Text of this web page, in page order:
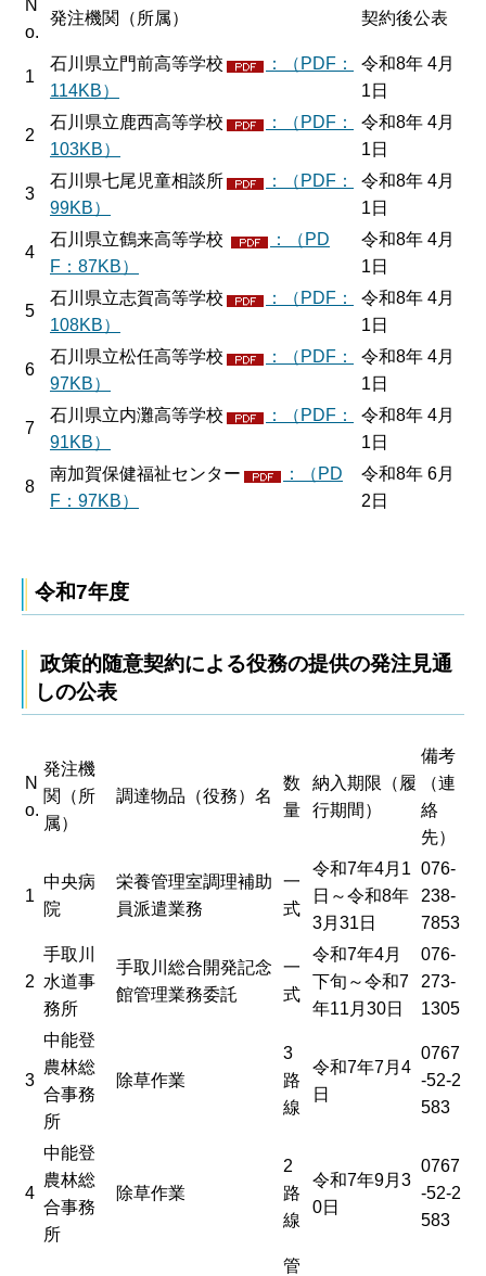
N
o.
発注機関（所属） 契約後公表
1
石川県立門前高等学校
：（PDF：
114KB）
令和8年 4月
1日
2
石川県立鹿西高等学校
：（PDF：
103KB）
令和8年 4月
1日
3
石川県七尾児童相談所
：（PDF：
99KB）
令和8年 4月
1日
4
石川県立鶴来高等学校
：（PD
F：87KB）
令和8年 4月
1日
5
石川県立志賀高等学校
：（PDF：
108KB）
令和8年 4月
1日
6
石川県立松任高等学校
：（PDF：
97KB）
令和8年 4月
1日
7
石川県立内灘高等学校
：（PDF：
91KB）
令和8年 4月
1日
8
南加賀保健福祉センター
：（PD
F：97KB）
令和8年 6月
2日
令和7年度
政策的随意契約による役務の提供の発注見通
しの公表
N
o.
発注機
関（所
属）
調達物品（役務）名
数
量
納入期限（履
行期間）
備考
（連
絡
先）
1
中央病
院
栄養管理室調理補助
員派遣業務
一
式
令和7年4月1
日～令和8年
3月31日
076-
238-
7853
2
手取川
水道事
務所
手取川総合開発記念
館管理業務委託
一
式
令和7年4月
下旬～令和7
年11月30日
076-
273-
1305
3
中能登
農林総
合事務
所
除草作業
3
路
線
令和7年7月4
日
0767
-52-2
583
4
中能登
農林総
合事務
所
除草作業
2
路
線
令和7年9月3
0日
0767
-52-2
583
管